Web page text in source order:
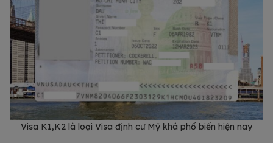
Visa K1,K2 là loại Visa định cư Mỹ khá phổ biến hiện nay